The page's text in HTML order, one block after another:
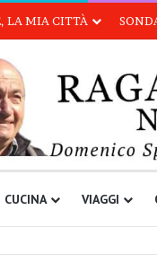
LA MIA CITTÀ
CUCINA VIAGGI